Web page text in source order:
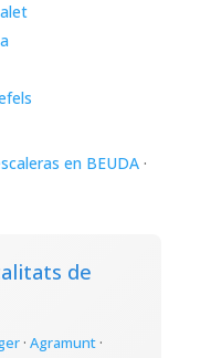
en BEUDA·
de
· Agramunt·